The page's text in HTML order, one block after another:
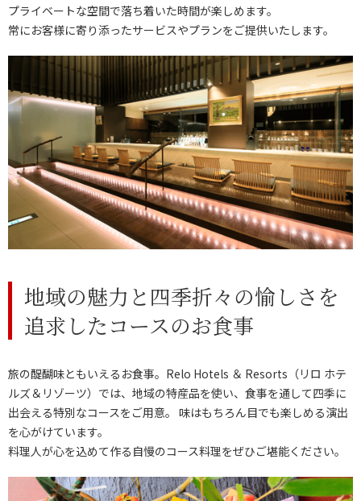
プライベートな空間で落ち着いた時間が楽しめます。
常にお客様に寄り添ったサービスやプランをご提供いたします。
地域の魅力と四季折々の愉しさを
追求したコースのお食事
旅の醍醐味ともいえるお食事。Relo Hotels ＆ Resorts（リロ ホテ
ルズ＆リゾーツ）では、地域の特産品を使い、食事を通して四季に
出会える特別なコースをご用意。 味はもちろん目でも楽しめる演出
を心がけています。
料理人が心を込めて作る自慢のコース料理をぜひご堪能ください。